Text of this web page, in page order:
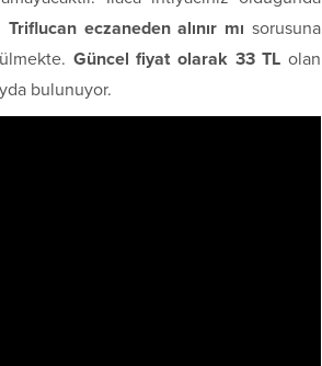
Triflucan eczaneden alınır mı sorusuna
Güncel fiyat olarak 33 TL olan
bulunuyor.